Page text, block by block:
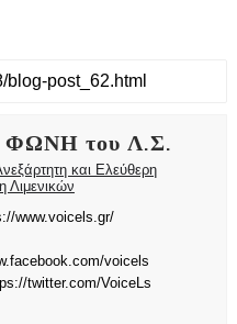
ΦΩΝΗ του Λ.Σ.
και Ελεύθερη
Λιμενικών
www.voicels.gr/
voicels
twitter.com/VoiceLs